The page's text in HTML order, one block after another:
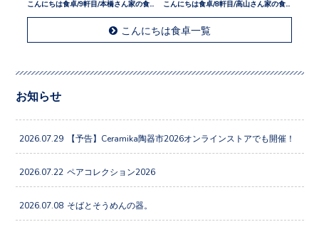
こんにちは食卓/9軒目/本橋さん家の食卓
こんにちは食卓一覧
お知らせ
2026.07.29 【予告】Ceramika陶器市2026オンラインストアでも開催！
2026.07.22 ペアコレクション2026
2026.07.08 そばとそうめんの器。